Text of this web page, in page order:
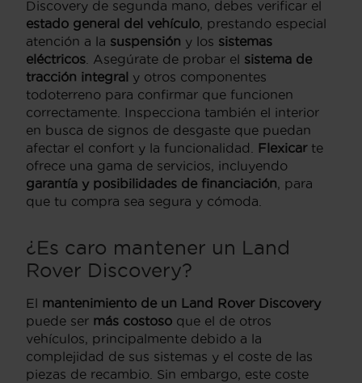
Discovery de segunda mano, debes verificar el
estado general del vehículo, prestando especial
atención a la suspensión y los sistemas
eléctricos . Asegúrate de probar el sistema de
tracción integral y otros componentes
todoterreno para confirmar que funcionen
correctamente. Inspecciona también el interior
en busca de signos de desgaste que puedan
afectar el confort y la funcionalidad. Flexicarte
ofrece una gama de servicios, incluyendo
garantía y posibilidades de financiación, para
que tu compra sea segura y cómoda.
¿Es caro mantener un Land
Rover Discovery?
El mantenimiento de un Land Rover Discovery
puede ser más costoso que el de otros
vehículos, principalmente debido a la
complejidad de sus sistemas y el coste de las
piezas de recambio. Sin embargo, este coste